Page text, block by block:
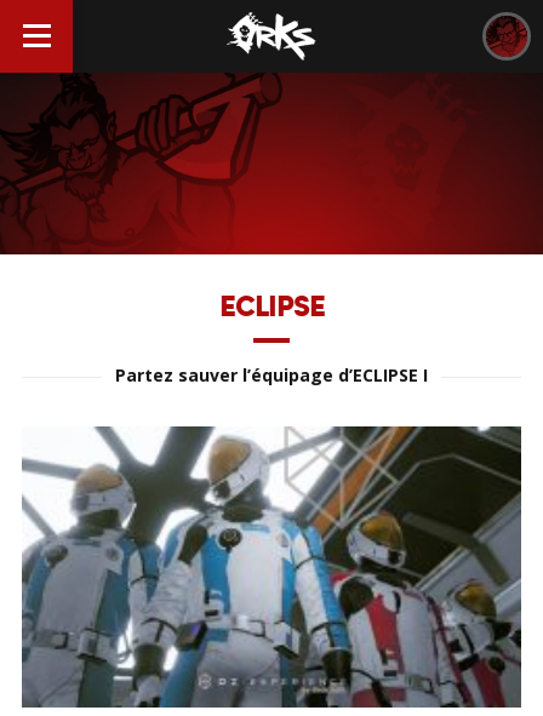
ECLIPSE
Partez sauver l’équipage d’ECLIPSE I